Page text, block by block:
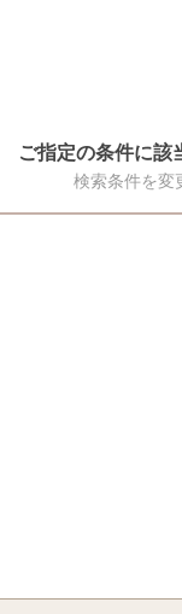
ご指定の条件に該
検索条件を変